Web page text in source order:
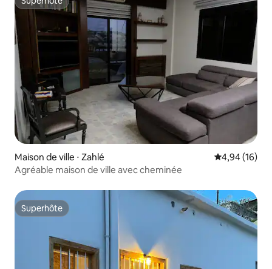
Superhôte
Maison de ville ⋅ Zahlé Évaluation
4,94 (16)
Agréable maison de ville avec cheminée
Superhôte
Superhôte